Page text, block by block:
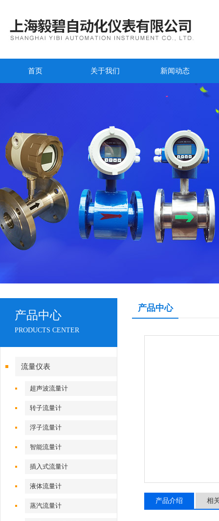
首页 关于我们 新闻动态
产品中心
PRODUCTS CENTER
流量仪表
超声波流量计
转子流量计
浮子流量计
智能流量计
插入式流量计
液体流量计
蒸汽流量计
产品中心
产品介绍 相